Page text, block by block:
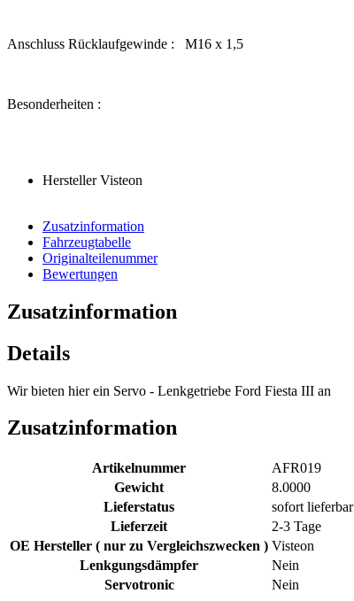
Anschluss Rücklaufgewinde : M16 x 1,5
Besonderheiten :
Hersteller Visteon
Zusatzinformation
Fahrzeugtabelle
Originalteilenummer
Bewertungen
Zusatzinformation
Details
Wir bieten hier ein Servo - Lenkgetriebe Ford Fiesta III an
Zusatzinformation
Artikelnummer
AFR019
Gewicht
8.0000
Lieferstatus
sofort lieferbar
Lieferzeit
2-3 Tage
OE Hersteller ( nur zu Vergleichszwecken ) Visteon
Lenkgungsdämpfer
Nein
Servotronic
Nein